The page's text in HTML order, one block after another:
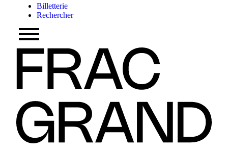
Billetterie
Rechercher